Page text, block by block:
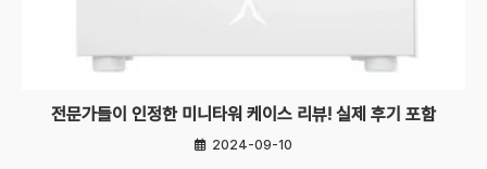
전문가들이 인정한 미니타워 케이스 리뷰! 실제 후기 포함
2024-09-10